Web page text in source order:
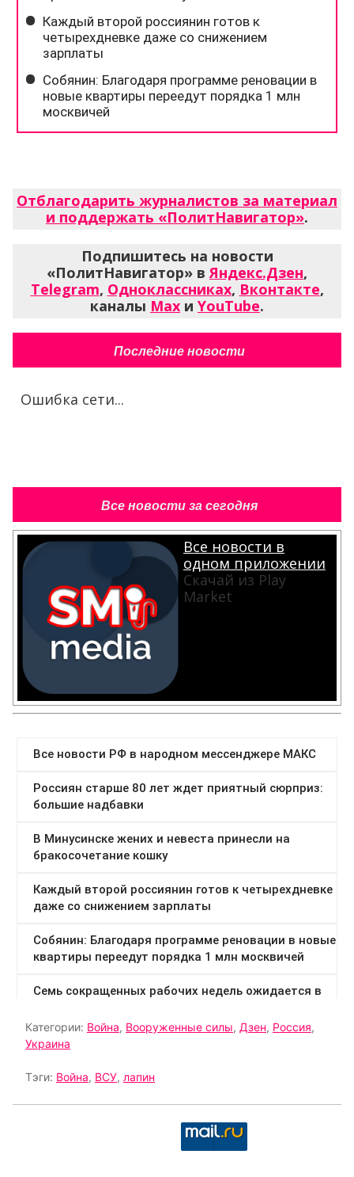
Отблагодарить журналистов за материал
и поддержать «ПолитНавигатор».
Подпишитесь на новости
«ПолитНавигатор» вЯндекс.Дзен,
Telegram, Одноклассниках, Вконтакте,
каналы Max и YouTube.
Последние новости
Ошибка сети...
Все новости за сегодня
Все новости в
одном приложении
Скачай из Play
Market
Категории: Война, Вооруженные силы, Дзен, Россия,
Украина
Тэги: Война, ВСУ, лапин